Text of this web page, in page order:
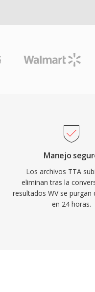
Manejo
Los archivos TTA
eliminan tras la
resultados WV se purgan
en 24 horas.